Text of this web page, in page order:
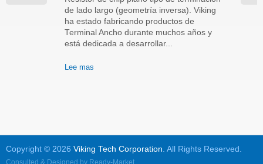
de lado largo (geometría inversa). Viking
ha estado fabricando productos de
Terminal Ancho durante muchos años y
está dedicada a desarrollar...
Lee mas
Copyright © 2026 Viking Tech Corporation. All Rights Reserved.